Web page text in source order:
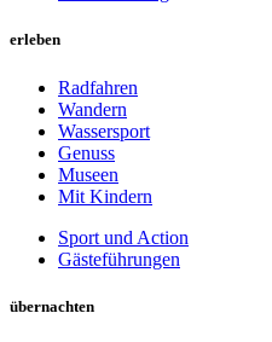
erleben
Radfahren
Wandern
Wassersport
Genuss
Museen
Mit Kindern
Sport und Action
Gästeführungen
übernachten